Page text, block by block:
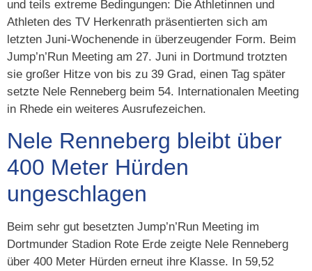
und teils extreme Bedingungen: Die Athletinnen und
Athleten des TV Herkenrath präsentierten sich am
letzten Juni-Wochenende in überzeugender Form. Beim
Jump’n’Run Meeting am 27. Juni in Dortmund trotzten
sie großer Hitze von bis zu 39 Grad, einen Tag später
setzte Nele Renneberg beim 54. Internationalen Meeting
in Rhede ein weiteres Ausrufezeichen.
Nele Renneberg bleibt über
400 Meter Hürden
ungeschlagen
Beim sehr gut besetzten Jump’n’Run Meeting im
Dortmunder Stadion Rote Erde zeigte Nele Renneberg
über 400 Meter Hürden erneut ihre Klasse. In 59,52